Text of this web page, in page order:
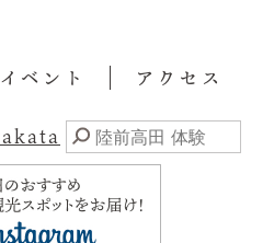
イベント アクセス